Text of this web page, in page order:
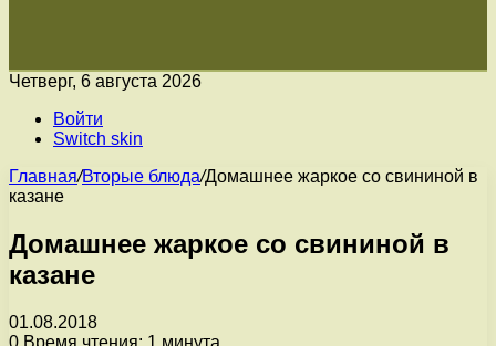
Четверг, 6 августа 2026
Войти
Switch skin
Главная/Вторые блюда/Домашнее жаркое со свининой в
казане
Домашнее жаркое со свининой в
казане
01.08.2018
0 Время чтения: 1 минута